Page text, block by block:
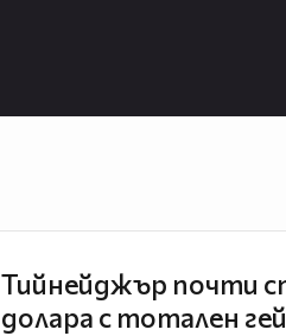
Тийнейджър почти
долара с тотален